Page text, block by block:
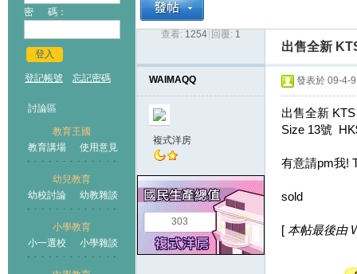
密 碼：
登入
登記帳號 忘記密碼
討論區
教育王國
教育講場
使用意見
幼兒教育
幼校討論
幼教雜談
小學教育
小一選校
小學雜談
王國
›
查看: 1254 回覆: 1
出售全新
WAIMAQQ
複式洋房
303
發表於 09-4-
出售全新
Size 13號
有意請pm我!
sold
[ 本帖最後由